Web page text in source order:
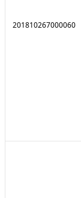
201810267000060